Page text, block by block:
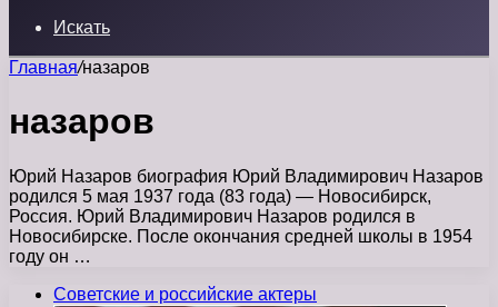
Искать
Главная/назаров
назаров
Юрий Назаров биография Юрий Владимирович Назаров
родился 5 мая 1937 года (83 года) — Новосибирск,
Россия. Юрий Владимирович Назаров родился в
Новосибирске. После окончания средней школы в 1954
году он …
Советские и российские актеры